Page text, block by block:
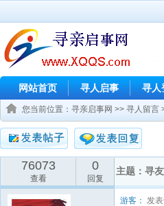
网站首页 寻人启事 寻人
您当前位置： 寻亲启事网 >> 寻人留言
76073
查看
0
回复
主题：寻
游客： 发